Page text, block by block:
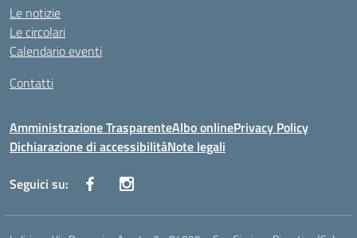
Le notizie
Le circolari
Calendario eventi
Contatti
Amministrazione TrasparenteAlbo onlinePrivacy Policy
Dichiarazione di accessibilitàNote legali
Seguici su: